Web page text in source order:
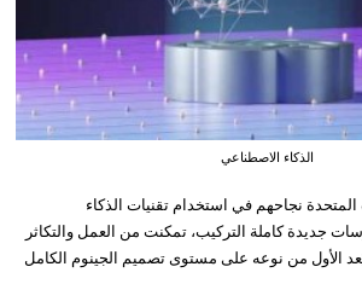
الذكاء الاصطناعي
نجاحهم في استخدام تقنيات الذكاء
جديدة كاملة التركيب، تمكنت من العمل والتكاثر
الأول من نوعه على مستوى تصميم الجينوم الكامل